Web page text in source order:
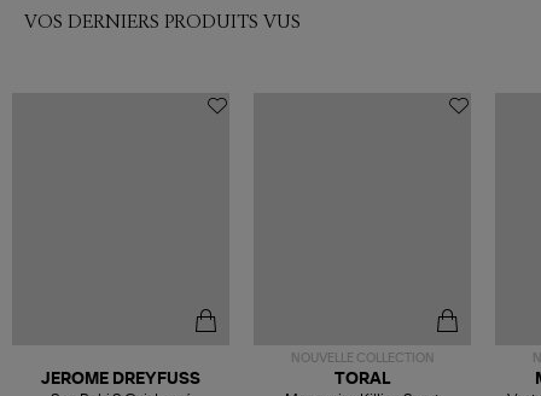
VOS DERNIERS PRODUITS VUS
JEROME DREYFUSS
NOUVELLE COLLECTION
TORAL